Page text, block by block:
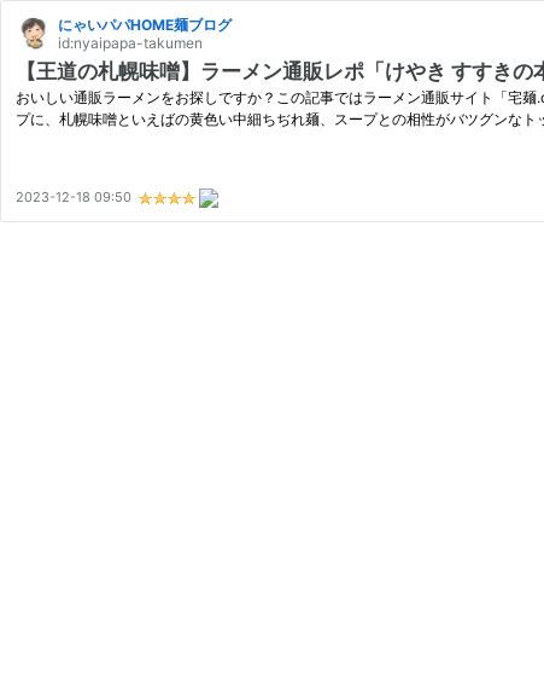
にゃいパパHOME麺ブログ
id:nyaipapa-takumen
【王道の札幌味噌】ラーメン通販レポ「けやき すすき
おいしい通販ラーメンをお探しですか？この記事ではラーメン通販サイト「宅
プに、札幌味噌といえばの黄色い中細ちぢれ麺、スープとの相性がバツグンな
2023-12-18 09:50